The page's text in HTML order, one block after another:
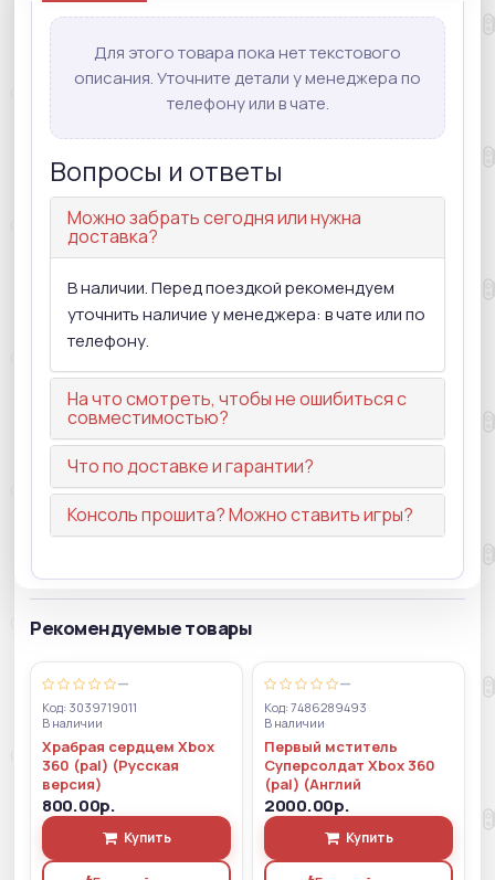
Для этого товара пока нет текстового
описания. Уточните детали у менеджера по
телефону или в чате.
Вопросы и ответы
Можно забрать сегодня или нужна
доставка?
В наличии. Перед поездкой рекомендуем
уточнить наличие у менеджера: в чате или по
телефону.
На что смотреть, чтобы не ошибиться с
совместимостью?
Что по доставке и гарантии?
Консоль прошита? Можно ставить игры?
Рекомендуемые товары
—
Код: 3039719011
В наличии
Храбрая сердцем Xbox
360 (pal) (Русская
версия)
800.00р.
Купить
—
Код: 7486289493
В наличии
Первый мститель
Суперсолдат Xbox 360
(pal) (Англий
2000.00р.
Купить